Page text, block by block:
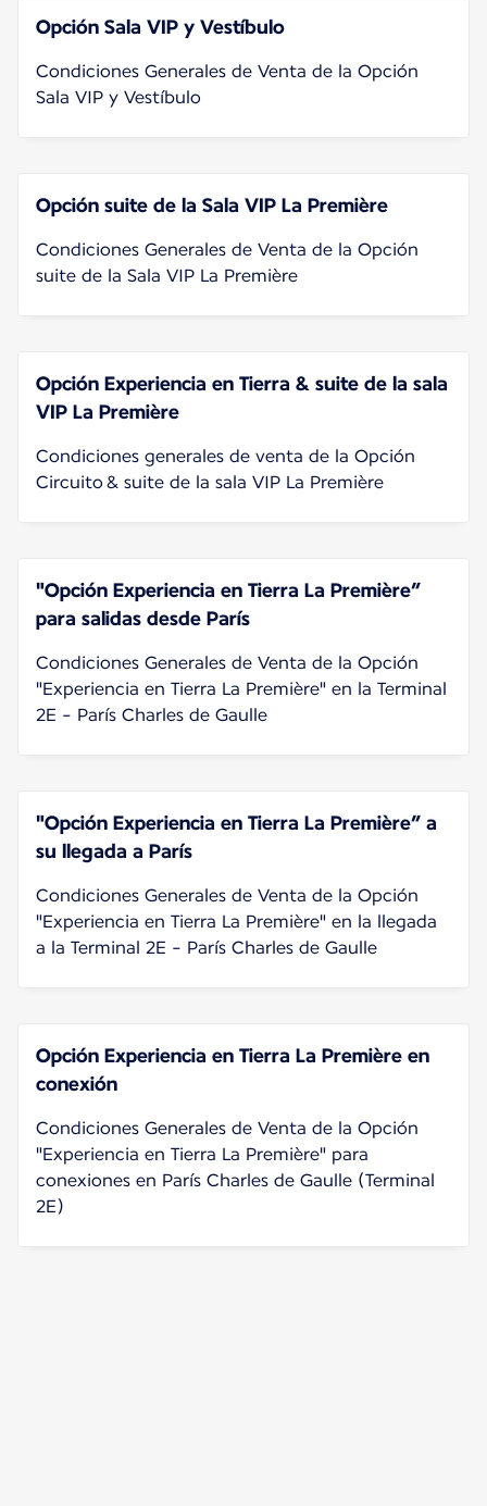
Opción Sala VIP y Vestíbulo
Condiciones Generales de Venta de la Opción
Sala VIP y Vestíbulo
Opción suite de la Sala VIP La Première
Condiciones Generales de Venta de la Opción
suite de la Sala VIP La Première
Opción Experiencia en Tierra & suite de la sala
VIP La Première
Condiciones generales de venta de la Opción
Circuito & suite de la sala VIP La Première
"Opción Experiencia en Tierra La Première”
para salidas desde París
Condiciones Generales de Venta de la Opción
"Experiencia en Tierra La Première" en la Terminal
2E - París Charles de Gaulle
"Opción Experiencia en Tierra La Première” a
su llegada a París
Condiciones Generales de Venta de la Opción
"Experiencia en Tierra La Première" en la llegada
a la Terminal 2E - París Charles de Gaulle
Opción Experiencia en Tierra La Première en
conexión
Condiciones Generales de Venta de la Opción
"Experiencia en Tierra La Première" para
conexiones en París Charles de Gaulle (Terminal
2E)